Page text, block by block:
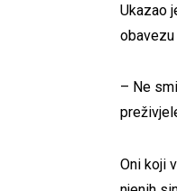
Ukazao
– Ne
Oni koji